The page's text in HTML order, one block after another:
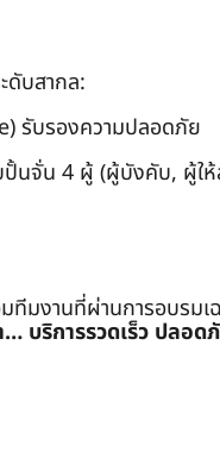
ดับสากล:
รับรองความปลอดภัย
ปั้นจั่น 4 ผู้ (ผู้บังคับ, ผู้
ทีมงานที่ผ่านการอบรม
… บริการรวดเร็ว ปลอ